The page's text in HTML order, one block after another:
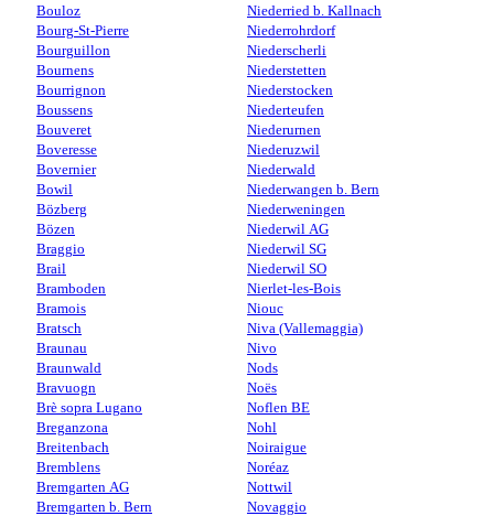
Bouloz
Bourg-St-Pierre
Bourguillon
Bournens
Bourrignon
Boussens
Bouveret
Boveresse
Bovernier
Bowil
Bözberg
Bözen
Braggio
Brail
Bramboden
Bramois
Bratsch
Braunau
Braunwald
Bravuogn
Brè sopra Lugano
Breganzona
Breitenbach
Bremblens
Bremgarten AG
Bremgarten b. Bern
Niederried b. Kallnach
Niederrohrdorf
Niederscherli
Niederstetten
Niederstocken
Niederteufen
Niederurnen
Niederuzwil
Niederwald
Niederwangen b. Bern
Niederweningen
Niederwil AG
Niederwil SG
Niederwil SO
Nierlet-les-Bois
Niouc
Niva (Vallemaggia)
Nivo
Nods
Noës
Noflen BE
Nohl
Noiraigue
Noréaz
Nottwil
Novaggio